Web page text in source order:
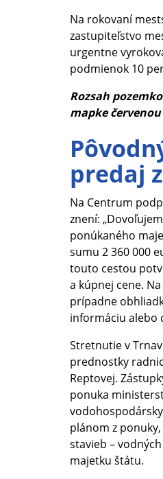
Na rokovaní
zastupiteľstvo
urgentne
podmienok 10
Rozsah
mapke
predaj
Na Centrum
znení:
ponúkaného
sumu 2 360 000
touto cestou
a kúpnej cene.
prípadne
informáciu alebo
Stretnutie v
prednostky
Reptovej.
ponuka
plánom z
stavieb –
majetku štátu.